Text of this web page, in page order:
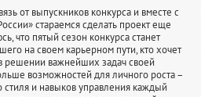
от выпускников конкурса и вместе с
стараемся сделать проект еще
что пятый сезон конкурса станет
на своем карьерном пути, кто хочет
решении важнейших задач своей
возможностей для личного роста –
и навыков управления каждый